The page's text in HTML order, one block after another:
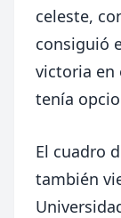
celeste,
consiguió
victoria en
tenía
El cuadro
también